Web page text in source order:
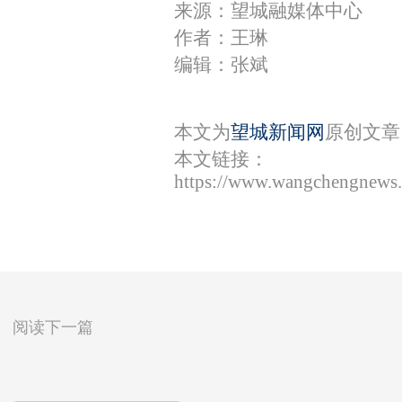
来源：望城融媒体中心
作者：王琳
编辑：张斌
本文为望城新闻网 原创文
本文链接：
https://
阅读下一篇